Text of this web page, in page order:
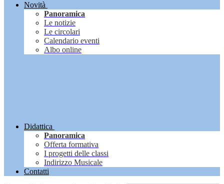
Novità
Panoramica
Le notizie
Le circolari
Calendario eventi
Albo online
Didattica
Panoramica
Offerta formativa
I progetti delle classi
Indirizzo Musicale
Contatti